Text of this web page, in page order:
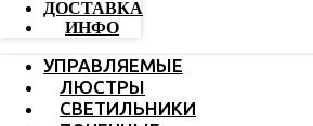
ДОСТАВКА
ИНФО
УПРАВЛЯЕМЫЕ
ЛЮСТРЫ
СВЕТИЛЬНИКИ